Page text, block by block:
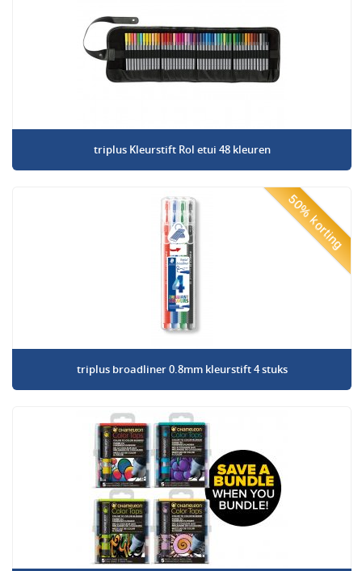
triplus Kleurstift Rol etui 48 kleuren
50% korting
triplus broadliner 0.8mm kleurstift 4 stuks